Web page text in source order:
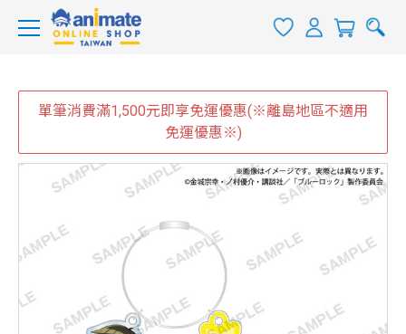
單筆消費滿1,500元即享免運優惠(※離島地區不適用
免運優惠※)